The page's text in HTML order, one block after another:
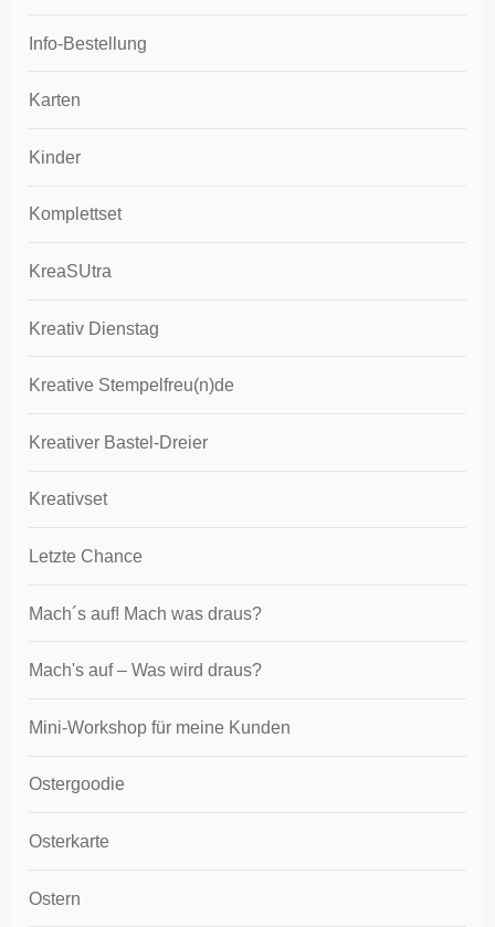
Info-Bestellung
Karten
Kinder
Komplettset
KreaSUtra
Kreativ Dienstag
Kreative Stempelfreu(n)de
Kreativer Bastel-Dreier
Kreativset
Letzte Chance
Mach´s auf! Mach was draus?
Mach's auf – Was wird draus?
Mini-Workshop für meine Kunden
Ostergoodie
Osterkarte
Ostern